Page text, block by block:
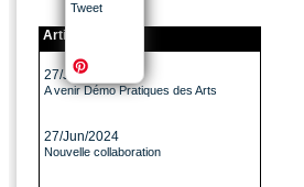
Tweet
Articles
27/Jun/2024
A venir Démo Pratiques des Arts
27/Jun/2024
Nouvelle collaboration